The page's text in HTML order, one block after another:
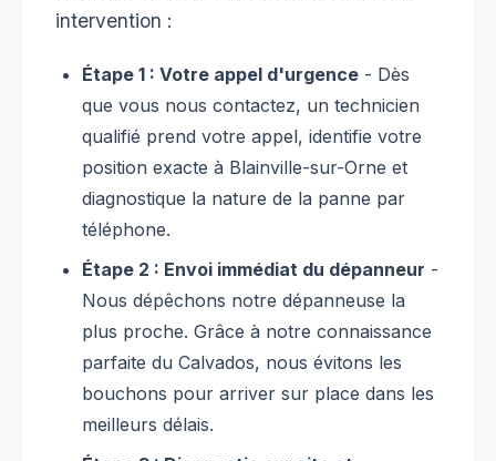
intervention :
Étape 1 : Votre appel d'urgence - Dès
que vous nous contactez, un technicien
qualifié prend votre appel, identifie votre
position exacte à Blainville-sur-Orne et
diagnostique la nature de la panne par
téléphone.
Étape 2 : Envoi immédiat du dépanneur -
Nous dépêchons notre dépanneuse la
plus proche. Grâce à notre connaissance
parfaite du Calvados, nous évitons les
bouchons pour arriver sur place dans les
meilleurs délais.